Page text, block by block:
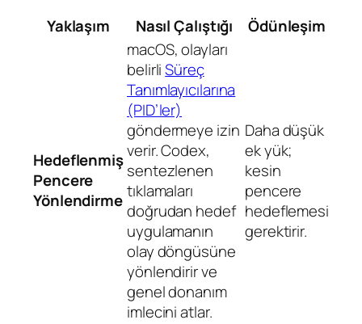
Yaklaşım
Nasıl Çalıştığı Ödünleşim
Hedeflenmiş
Pencere
Yönlendirme
macOS, olayları
belirliSüreç
Tanımlayıcılarına
(PID’ler)
göndermeye izin
verir. Codex,
sentezlenen
tıklamaları
doğrudan hedef
uygulamanın
olay döngüsüne
yönlendirir ve
genel donanım
imlecini atlar.
Daha düşük
ek yük;
kesin
pencere
hedeflemesi
gerektirir.